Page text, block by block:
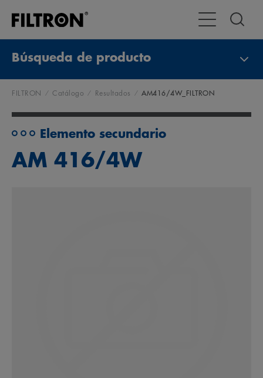
Alternar
Búsqueda de producto
FILTRON Catálogo Resultados AM416/4W_FILTRON
Elemento secundario
AM 416/4W